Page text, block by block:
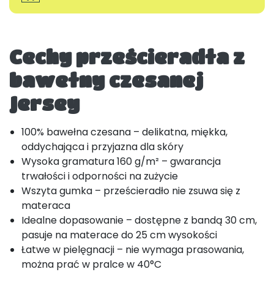
Cechy prześcieradła z
bawełny czesanej
Jersey
100% bawełna czesana – delikatna, miękka,
oddychająca i przyjazna dla skóry
Wysoka gramatura 160 g/m² – gwarancja
trwałości i odporności na zużycie
Wszyta gumka – prześcieradło nie zsuwa się z
materaca
Idealne dopasowanie – dostępne z bandą 30 cm,
pasuje na materace do 25 cm wysokości
Łatwe w pielęgnacji – nie wymaga prasowania,
można prać w pralce w 40°C